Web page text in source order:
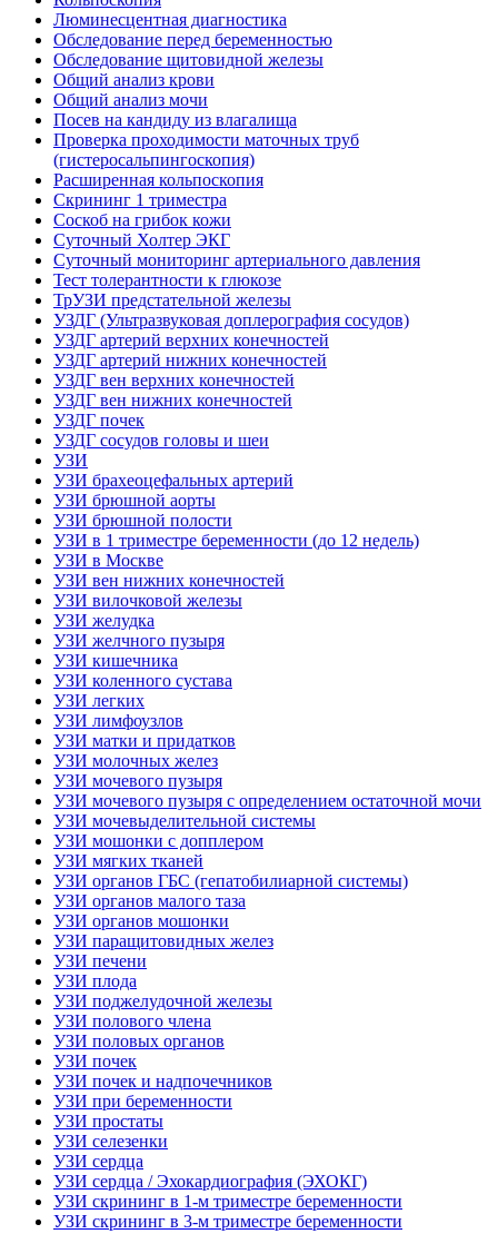
Люминесцентная диагностика
Обследование перед беременностью
Обследование щитовидной железы
Общий анализ крови
Общий анализ мочи
Посев на кандиду из влагалища
Проверка проходимости маточных труб
(гистеросальпингоскопия)
Расширенная кольпоскопия
Скрининг 1 триместра
Соскоб на грибок кожи
Суточный Холтер ЭКГ
Суточный мониторинг артериального давления
Тест толерантности к глюкозе
ТрУЗИ предстательной железы
УЗДГ (Ультразвуковая доплерография сосудов)
УЗДГ артерий верхних конечностей
УЗДГ артерий нижних конечностей
УЗДГ вен верхних конечностей
УЗДГ вен нижних конечностей
УЗДГ почек
УЗДГ сосудов головы и шеи
УЗИ
УЗИ брахеоцефальных артерий
УЗИ брюшной аорты
УЗИ брюшной полости
УЗИ в 1 триместре беременности (до 12 недель)
УЗИ в Москве
УЗИ вен нижних конечностей
УЗИ вилочковой железы
УЗИ желудка
УЗИ желчного пузыря
УЗИ кишечника
УЗИ коленного сустава
УЗИ легких
УЗИ лимфоузлов
УЗИ матки и придатков
УЗИ молочных желез
УЗИ мочевого пузыря
УЗИ мочевого пузыря с определением остаточной мочи
УЗИ мочевыделительной системы
УЗИ мошонки с допплером
УЗИ мягких тканей
УЗИ органов ГБС (гепатобилиарной системы)
УЗИ органов малого таза
УЗИ органов мошонки
УЗИ паращитовидных желез
УЗИ печени
УЗИ плода
УЗИ поджелудочной железы
УЗИ полового члена
УЗИ половых органов
УЗИ почек
УЗИ почек и надпочечников
УЗИ при беременности
УЗИ простаты
УЗИ селезенки
УЗИ сердца
УЗИ сердца / Эхокардиография (ЭХОКГ)
УЗИ скрининг в 1-м триместре беременности
УЗИ скрининг в 3-м триместре беременности